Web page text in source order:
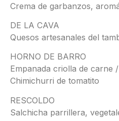
Crema de garbanzos,
DE LA CAVA
Quesos artesanales del
HORNO DE BARRO
Empanada criolla de carne
Chimichurri de tomatito
RESCOLDO
Salchicha parrillera,